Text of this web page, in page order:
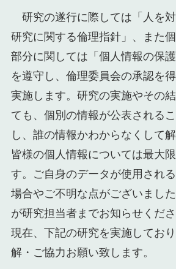
研究の遂行に際しては「人を
研究に関する倫理指針」、また
部分に関しては「個人情報の保護
を遵守し、倫理委員会の承認を
実施します。研究の実施やその
ても、個別の情報が公表される
し、誰の情報かわからなくして
皆様の個人情報については最大
す。ご自身のデータが使用され
場合やご不明な点がございまし
が研究担当者までお知らせくださ
現在、下記の研究を実施してお
解・ご協力お願い致します。